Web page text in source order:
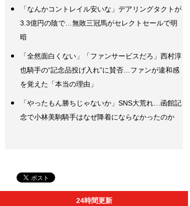
「なんかコントレイル安いな」デアリングタクトが
3.3億円の陰で…無敗三冠馬がセレクトセールで明
暗
「全然面白くない」「ファンサービスだろ」西村淳
也騎手の“記念品投げ入れ”に賛否…ファンが違和感
を覚えた「本当の理由」
「やったもん勝ちじゃないか」SNS大荒れ…函館記
念で小林美駒騎手はなぜ降着にならなかったのか
24時間更新